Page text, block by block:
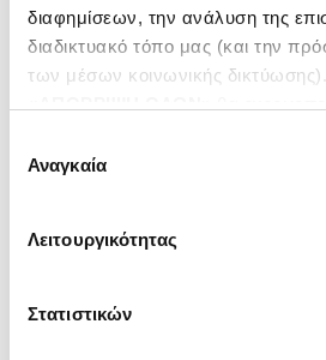
διαφημίσεων, την ανάλυση της
διαδικτυακό τόπο μας (και την
των μέσων κοινωνικής
το κουμπί «
»
και τους διαφορετικούς
τροποποίησε τις προτιμήσεις σου
Cookies
».
συγκατάθεσης
Αναγκαία
Λειτουργικότητας
Στατιστικών